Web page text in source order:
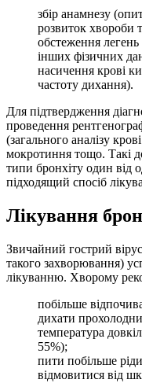
збір анамнезу
розвиток хвороби
обстеження
інших фізичних
насичення крові
частоту дихання).
Для підтвердження
проведення
(загального аналізу
мокротиння тощо. Такі
типи бронхіту один від
підходящий спосіб
Лікування
Звичайний гострий
такого захворювання)
лікуванню. Хворому
побільше
дихати
температура
55%);
пити побільше
відмовитися від